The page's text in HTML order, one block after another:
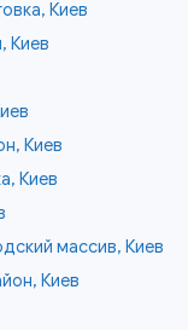
Киев
Киев
Киев
Киев
массив, Киев
Киев